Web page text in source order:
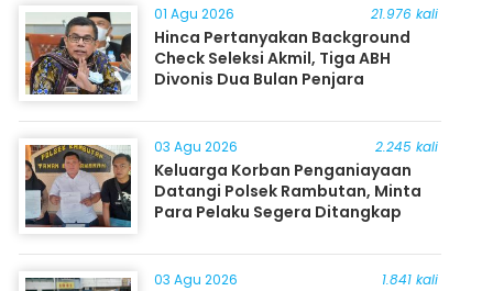
01 Agu 2026 21.976 kali
Hinca Pertanyakan Background
Check Seleksi Akmil, Tiga ABH
Divonis Dua Bulan Penjara
03 Agu 2026 2.245 kali
Keluarga Korban Penganiayaan
Datangi Polsek Rambutan, Minta
Para Pelaku Segera Ditangkap
03 Agu 2026 1.841 kali